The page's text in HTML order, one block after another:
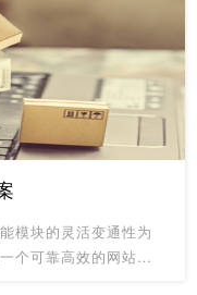
模块的灵活变通性为
个可靠高效的网站管